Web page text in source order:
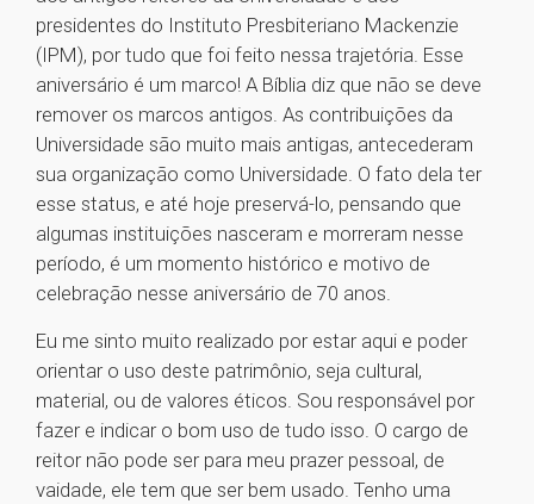
presidentes do Instituto Presbiteriano Mackenzie
(IPM), por tudo que foi feito nessa trajetória. Esse
aniversário é um marco! A Bíblia diz que não se deve
remover os marcos antigos. As contribuições da
Universidade são muito mais antigas, antecederam
sua organização como Universidade. O fato dela ter
esse status, e até hoje preservá-lo, pensando que
algumas instituições nasceram e morreram nesse
período, é um momento histórico e motivo de
celebração nesse aniversário de 70 anos.
Eu me sinto muito realizado por estar aqui e poder
orientar o uso deste patrimônio, seja cultural,
material, ou de valores éticos. Sou responsável por
fazer e indicar o bom uso de tudo isso. O cargo de
reitor não pode ser para meu prazer pessoal, de
vaidade, ele tem que ser bem usado. Tenho uma